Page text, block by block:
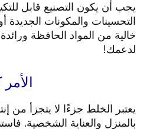
يجب أن يكون التصنيع قابل
التحسينات والمكونات
خالية من المواد الحافظة
لدعمك!
يعتبر الخلط جزءًا لا يتجزأ من
بالمنزل والعناية الشخصية.